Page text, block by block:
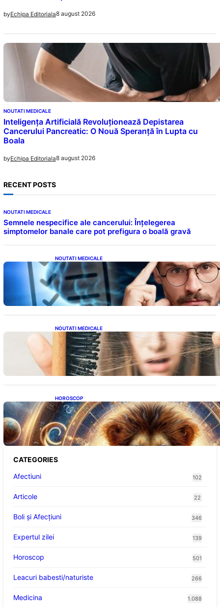
byEchipa Editoriala8 august 2026
NOUTATI MEDICALE
Inteligența Artificială Revoluționează Depistarea
Cancerului Pancreatic: O Nouă Speranță în Lupta cu
Boala
byEchipa Editoriala8 august 2026
RECENT POSTS
NOUTATI MEDICALE
Semnele nespecifice ale cancerului: Înțelegerea
simptomelor banale care pot prefigura o boală gravă
NOUTATI MEDICALE
Inteligența dincolo de note: Semnele unui IQ
ridicat care nu țin de școală
NOUTATI MEDICALE
Semnele unei deficiențe de proteine:
Impactul asupra sănătății tale
HOROSCOP
Portalul Leului 8/8: Oportunități de
Abundență pentru Cinci Zodii în 2026
CATEGORIES
Afectiuni
102
Articole 22
Boli și Afecțiuni 346
Expertul zilei 139
Horoscop 501
Leacuri babesti/naturiste 266
Medicina 1.088